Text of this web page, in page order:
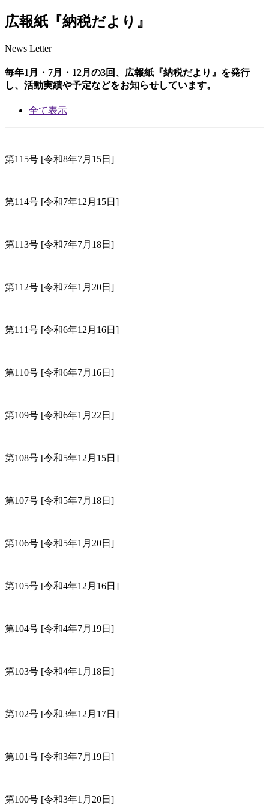
広報紙『納税だより』
News Letter
毎年1月・7月・12月の3回、広報紙『納税だより』を発行
し、活動実績や予定などをお知らせしています。
全て表示
第115号 [令和8年7月15日]
第114号 [令和7年12月15日]
第113号 [令和7年7月18日]
第112号 [令和7年1月20日]
第111号 [令和6年12月16日]
第110号 [令和6年7月16日]
第109号 [令和6年1月22日]
第108号 [令和5年12月15日]
第107号 [令和5年7月18日]
第106号 [令和5年1月20日]
第105号 [令和4年12月16日]
第104号 [令和4年7月19日]
第103号 [令和4年1月18日]
第102号 [令和3年12月17日]
第101号 [令和3年7月19日]
第100号 [令和3年1月20日]